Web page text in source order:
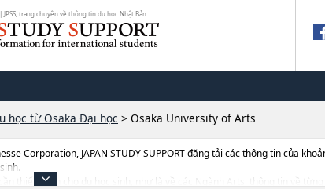
JPSS, trang chuyên về thông tin du học Nhật Bản
học từ Osaka Đại học > Osaka University of Arts
Corporation, JAPAN STUDY SUPPORT đăng tải các thông tin của
thiết dành cho du học sinh, như là về các Ngành Arts, thông tin về từng